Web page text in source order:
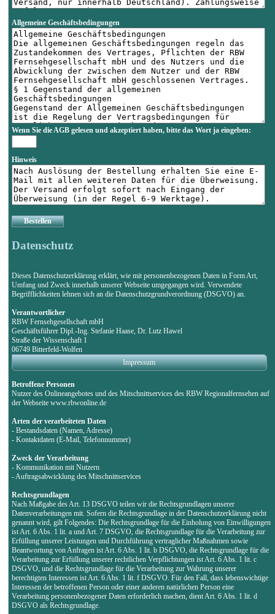
Allgemeine Geschäftsbedingungen
Wenn Sie die AGB gelesen und akzeptiert haben, bitte das Wort ja eingeben:
Hinweis
Bestellen
Datenschutz
Dieses Datenschutzerklärung erklärt, wie mit personenbezogenen Daten in Form Art,
Umfang und Zweck innerhalb unserer Webseite umgegangen wird. Verwendete
Begrifflichkeiten lehnen sich an die Datenschutzgrundverordnung (DSGVO) an.
Verantwortlicher
RBW Fernsehgesellschaft mbH
Geschäftsführer Dipl.-Ing. Stefanie Haase, Dr. Lutz Hawel
Straße der Wissenschaft 1
06749 Bitterfeld-Wolfen
Impressum
Betroffene Personen
Nutzer des Onlineangebotes und des Mitschnittservices des RBW Regionalfernsehen auf
der Webseite www.rbwonline.de
Arten der verarbeiteten Daten
- Bestandsdaten (Namen, Adresse)
- Kontaktdaten (E-Mail, Telefonnummer)
Zweck der Verarbeitung
- Kommunikation mit Nutzern
- Auftragsabwicklung des Mitschnittservices
Rechtsgrundlagen
Nach Maßgabe des Art. 13 DSGVO teilen wir die Rechtsgrundlagen unserer
Datenverarbeitungen mit. Sofern die Rechtsgrundlage in der Datenschutzerklärung nicht
genannt wird, gilt Folgendes: Die Rechtsgrundlage für die Einholung von Einwilligungen
ist Art. 6 Abs. 1 lit. a und Art. 7 DSGVO, die Rechtsgrundlage für die Verarbeitung zur
Erfüllung unserer Leistungen und Durchführung vertraglicher Maßnahmen sowie
Beantwortung von Anfragen ist Art. 6 Abs. 1 lit. b DSGVO, die Rechtsgrundlage für die
Verarbeitung zur Erfüllung unserer rechtlichen Verpflichtungen ist Art. 6 Abs. 1 lit. c
DSGVO, und die Rechtsgrundlage für die Verarbeitung zur Wahrung unserer
berechtigten Interessen ist Art. 6 Abs. 1 lit. f DSGVO. Für den Fall, dass lebenswichtige
Interessen der betroffenen Person oder einer anderen natürlichen Person eine
Verarbeitung personenbezogener Daten erforderlich machen, dient Art. 6 Abs. 1 lit. d
DSGVO als Rechtsgrundlage.